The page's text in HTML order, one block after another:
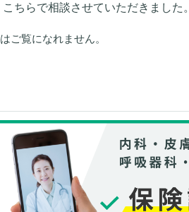
ちらで相談させていただきました。
ご覧になれません。